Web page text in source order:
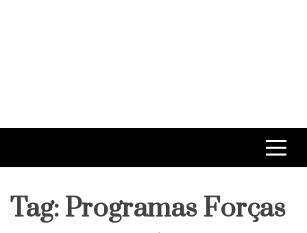
Tag: Programas Forças